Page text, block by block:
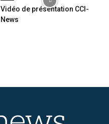
Vidéo de présentation CCI-
News